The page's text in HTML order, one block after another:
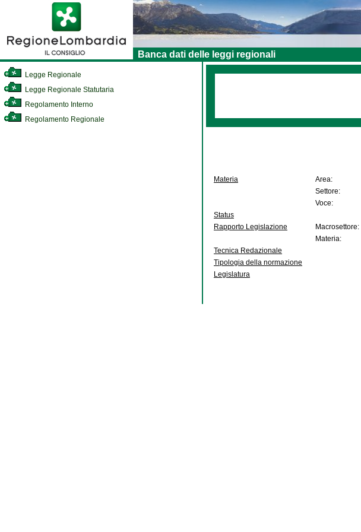
Banca dati delle leggi regionali
Legge Regionale
Legge Regionale Statutaria
Regolamento Interno
Regolamento Regionale
Materia Area:
Settore:
Voce:
Status
Rapporto Legislazione
Macrosettore:
Materia:
Tecnica Redazionale
Tipologia della normazione
Legislatura